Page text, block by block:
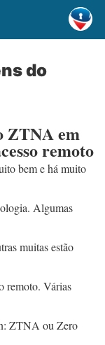
do
ZTNA em
remoto
bem e há muito
Algumas
muitas estão
remoto. Várias
ZTNA ou Zero